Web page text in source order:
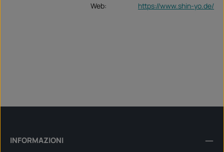
Web:
https://www.shin-yo.de/
INFORMAZIONI